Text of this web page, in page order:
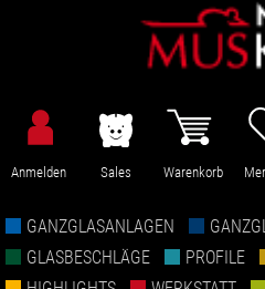
Anmelden Sales Warenkorb
GANZGLASANLAGEN
GLASBESCHLÄGE
PROFILE